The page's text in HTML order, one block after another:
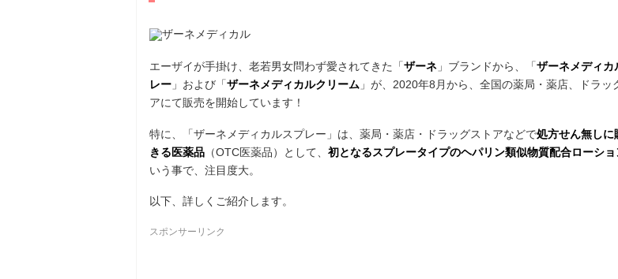
エーザイが手掛け、老若男女問わず愛されてきた「ザーネ 」ブランドから、「ザーネメディカ
レー 」および「ザーネメディカルクリーム 」が、2020年8月から、全国の薬局・薬店、ドラッ
アにて販売を開始しています！
特に、「ザーネメディカルスプレー」は、薬局・薬店・ドラッグストアなどで処方せん無しに
きる医薬品 （OTC医薬品）として、 初となるスプレータイプのヘパリン類似物質配合ローショ
いう事で、注目度大。
以下、詳しくご紹介します。
スポンサーリンク